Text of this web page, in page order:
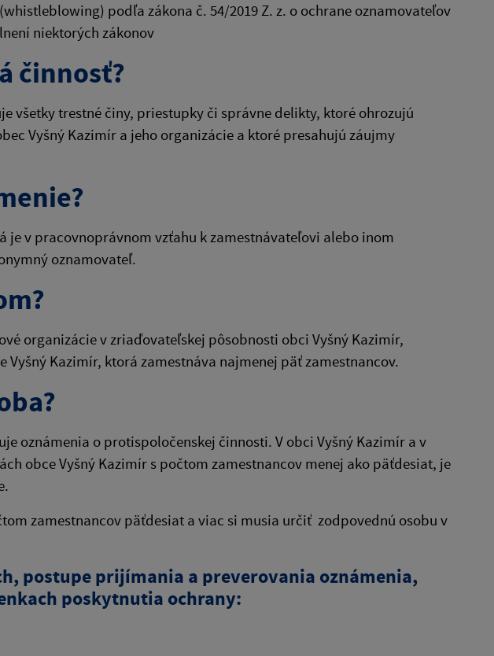
podľa zákona č. 54/2019 Z. z. o ochrane oznamovateľov
niektorých zákonov
činnosť?
všetky trestné činy, priestupky či správne delikty, ktoré ohrozujú
Vyšný Kazimír a jeho organizácie a ktoré presahujú záujmy
je v pracovnoprávnom vzťahu k zamestnávateľovi alebo inom
oznamovateľ.
organizácie v zriaďovateľskej pôsobnosti obci Vyšný Kazimír,
Kazimír, ktorá zamestnáva najmenej päť zamestnancov.
oznámenia o protispoločenskej činnosti. V obci Vyšný Kazimír a v
obce Vyšný Kazimír s počtom zamestnancov menej ako päťdesiat, je
zamestnancov päťdesiat a viac si musia určiť zodpovednú osobu v
postupe prijímania a preverovania oznámenia,
poskytnutia ochrany: